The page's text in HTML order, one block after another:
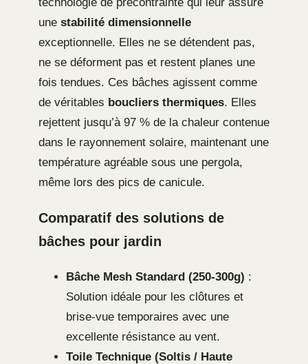
une stabilité dimensionnelle
exceptionnelle. Elles ne se détendent pas,
ne se déforment pas et restent planes une
fois tendues. Ces bâches agissent comme
de véritables boucliers thermiques. Elles
rejettent jusqu’à 97 % de la chaleur contenue
dans le rayonnement solaire, maintenant une
température agréable sous une pergola,
même lors des pics de canicule.
Comparatif des solutions de
bâches pour jardin
Bâche Mesh Standard (250-300g) :
Solution idéale pour les clôtures et
brise-vue temporaires avec une
excellente résistance au vent.
Toile Technique (Soltis / Haute